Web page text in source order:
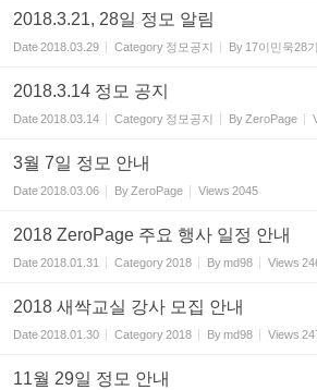
2018.3.21, 28일 정모 알림
Date2018.03.29 Category 정모공지 By 17이민욱28
2018.3.14 정모 공지
Date2018.03.14 Category 정모공지 By ZeroPage
3월 7일 정모 안내
Date2018.03.06 By ZeroPage Views 2045
2018 ZeroPage 주요 행사 일정 안내
Date2018.01.31 Category2018 Bymd98 Views
2018 새싹교실 강사 모집 안내
Date2018.01.30 Category2018 Bymd98 Views
11월 29일 정모 안내